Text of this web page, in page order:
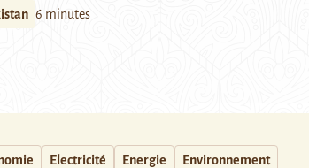
6 minutes
Electricité Energie Environnement